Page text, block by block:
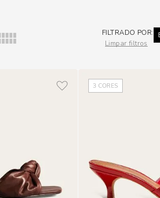
FILTRADO POR:
Limpar filtros
3 CORES